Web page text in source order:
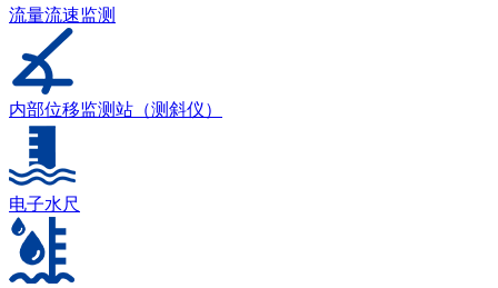
流量流速监测
内部位移监测站（测斜仪）
电子水尺